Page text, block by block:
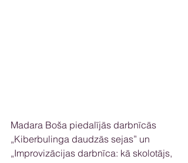
Madara Boša piedalījās darbnīcās
„Kiberbulinga daudzās sejas” un
„Improvizācijas darbnīca: kā skolotājs,